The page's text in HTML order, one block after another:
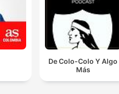
De Colo-Colo Y Algo
Más